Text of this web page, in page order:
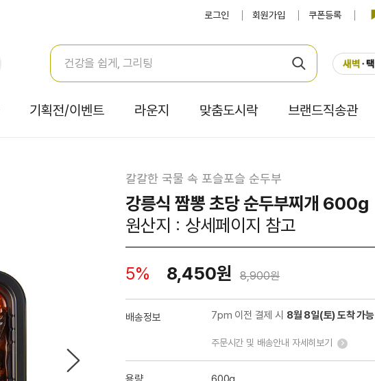
로그인 회원가입 쿠폰등록
기획전/이벤트 라운지 맞춤도시락 브랜드직송관
칼칼한 국물 속 포슬포슬 순두부
강릉식 짬뽕 초당 순두부찌개 600g
원산지 : 상세페이지 참고
5% 8,450원 8,900원
배송정보 7pm 이전 결제 시 8월 8일(토) 도착 가능
주문시간 및 배송안내 자세히보기